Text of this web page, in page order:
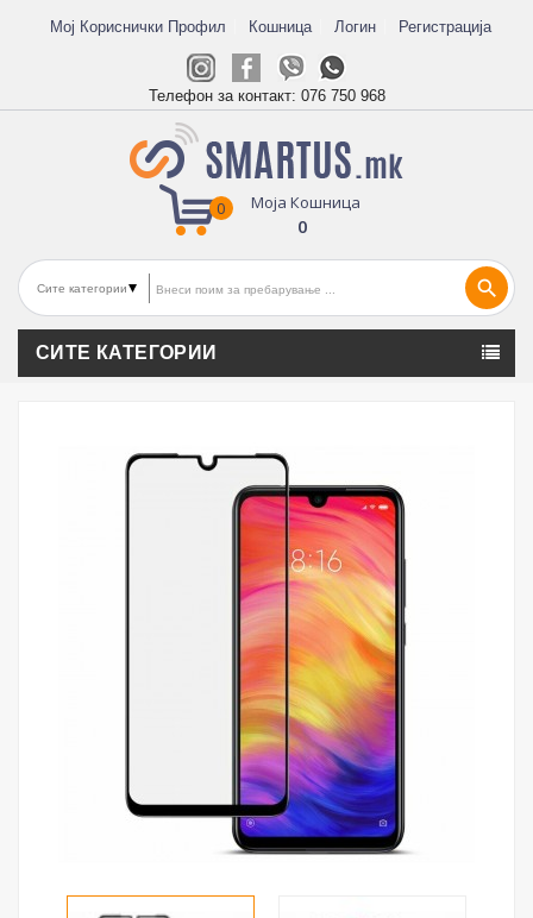
Мој Кориснички Профил Кошница Логин Регистрација
Телефон за контакт: 076 750 968
Моја Кошница
0
0
search
СИТЕ КАТЕГОРИИ